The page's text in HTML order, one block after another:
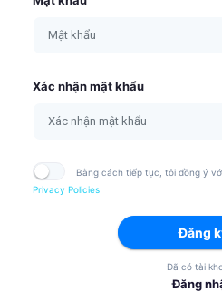
Xác nhận mật khẩu
Bằng cách tiếp tục, tôi đồng ý
Privacy Policies
Đăng
Đã có tài
Đăng